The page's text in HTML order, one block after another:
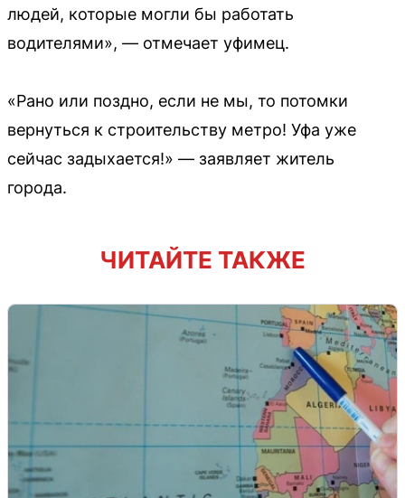
людей, которые могли бы работать
водителями», — отмечает уфимец.
«Рано или поздно, если не мы, то потомки
вернуться к строительству метро! Уфа уже
сейчас задыхается!» — заявляет житель
города.
ЧИТАЙТЕ ТАКЖЕ